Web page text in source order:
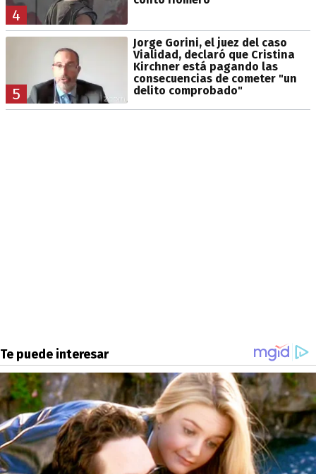
4
5
Jorge Gorini, el juez del caso
Vialidad, declaró que Cristina
Kirchner está pagando las
consecuencias de cometer "un
delito comprobado"